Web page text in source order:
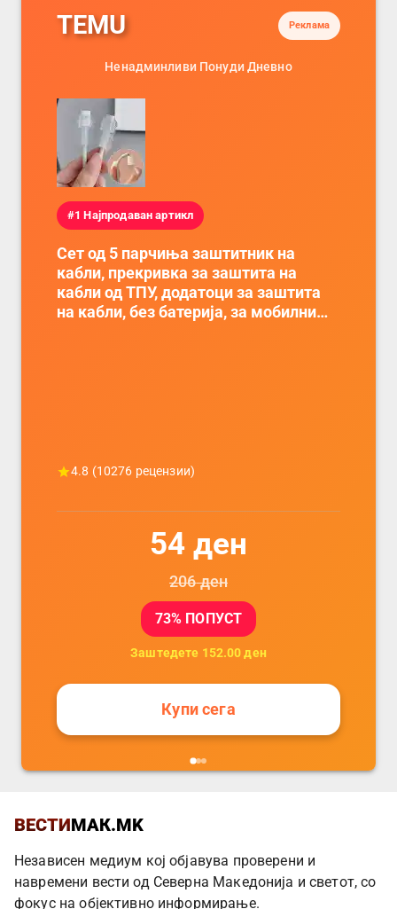
TEMU Реклама
Ненадминливи Понуди Дневно
#1 Најпродаван артикл
Сет од 5 парчиња заштитник на
кабли, прекривка за заштита на
кабли од ТПУ, додатоци за заштита
на кабли, без батерија, за мобилни
4.8 (10276 рецензии)
54 ден
206ден
73% ПОПУСТ
Заштедете 152.00 ден
Купи сега
ВЕСТИМАК.MK
Независен медиум кој објавува проверени и
навремени вести од Северна Македонија и светот, со
фокус на објективно информирање.